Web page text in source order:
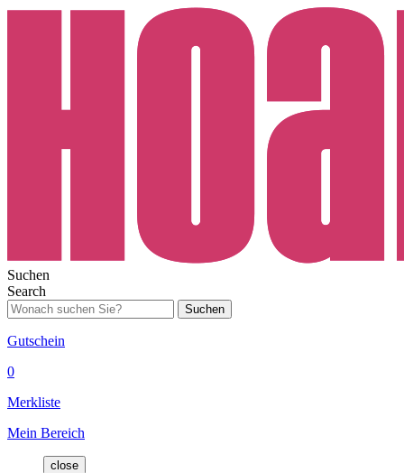
Suchen
Search
Suchen
Gutschein
0
Merkliste
Mein Bereich
close